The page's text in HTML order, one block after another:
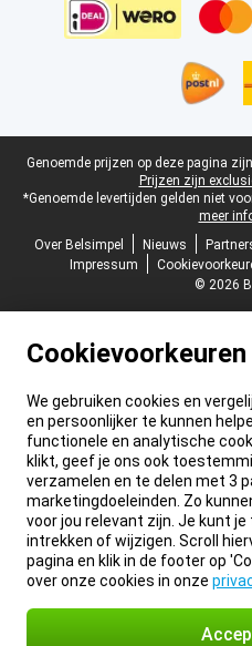
Juridische voettekst
Genoemde prijzen op deze pagina
Prijzen zijn
*Genoemde levertijden gelden niet
meer
Over Belsimpel
Nieuws
Impressum
© 2026
Cookievoorkeuren
We gebruiken cookies en
en persoonlijker te kunnen
functionele en analytische
klikt, geef je ons ook
verzamelen en te delen met 3
marketingdoeleinden. Zo
voor jou relevant zijn. Je kunt
intrekken of wijzigen. Scroll
pagina en klik in de footer op
over onze cookies in onze